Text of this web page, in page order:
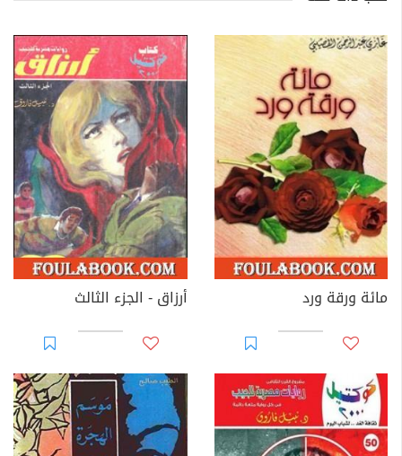
مائة ورقة ورد أرزاق - الجزء الثالث